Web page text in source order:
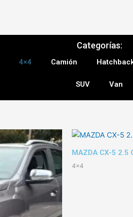
Categorías:
4×4 Camión
SUV Van
MAZDA CX-5 2.5
4x4